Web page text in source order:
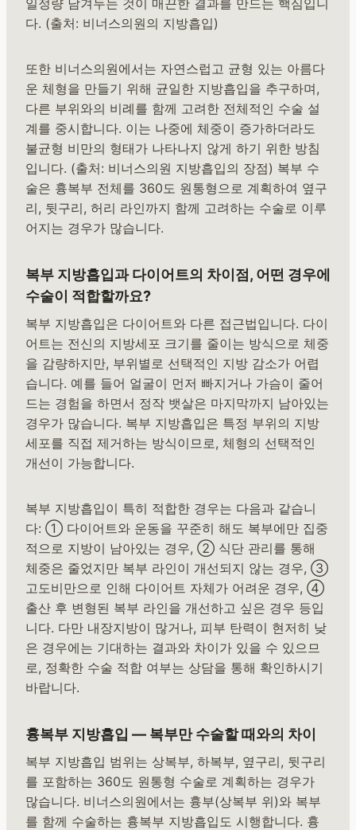
다. (출처: 비너스의원의 지방흡입)
또한 비너스의원에서는 자연스럽고 균형 있는 아름다
운 체형을 만들기 위해 균일한 지방흡입을 추구하며,
다른 부위와의 비례를 함께 고려한 전체적인 수술 설
계를 중시합니다. 이는 나중에 체중이 증가하더라도
불균형 비만의 형태가 나타나지 않게 하기 위한 방침
입니다. (출처: 비너스의원 지방흡입의 장점) 복부 수
술은 흉복부 전체를 360도 원통형으로 계획하여 옆구
리, 뒷구리, 허리 라인까지 함께 고려하는 수술로 이루
어지는 경우가 많습니다.
복부 지방흡입과 다이어트의 차이점, 어떤 경우에
수술이 적합할까요?
복부 지방흡입은 다이어트와 다른 접근법입니다. 다이
어트는 전신의 지방세포 크기를 줄이는 방식으로 체중
을 감량하지만, 부위별로 선택적인 지방 감소가 어렵
습니다. 예를 들어 얼굴이 먼저 빠지거나 가슴이 줄어
드는 경험을 하면서 정작 뱃살은 마지막까지 남아있는
경우가 많습니다. 복부 지방흡입은 특정 부위의 지방
세포를 직접 제거하는 방식이므로, 체형의 선택적인
개선이 가능합니다.
복부 지방흡입이 특히 적합한 경우는 다음과 같습니
다: ① 다이어트와 운동을 꾸준히 해도 복부에만 집중
적으로 지방이 남아있는 경우, ② 식단 관리를 통해
체중은 줄었지만 복부 라인이 개선되지 않는 경우, ③
고도비만으로 인해 다이어트 자체가 어려운 경우, ④
출산 후 변형된 복부 라인을 개선하고 싶은 경우 등입
니다. 다만 내장지방이 많거나, 피부 탄력이 현저히 낮
은 경우에는 기대하는 결과와 차이가 있을 수 있으므
로, 정확한 수술 적합 여부는 상담을 통해 확인하시기
바랍니다.
흉복부 지방흡입 — 복부만 수술할 때와의 차이
복부 지방흡입 범위는 상복부, 하복부, 옆구리, 뒷구리
를 포함하는 360도 원통형 수술로 계획하는 경우가
많습니다. 비너스의원에서는 흉부(상복부 위)와 복부
를 함께 수술하는 흉복부 지방흡입도 시행합니다. 흉